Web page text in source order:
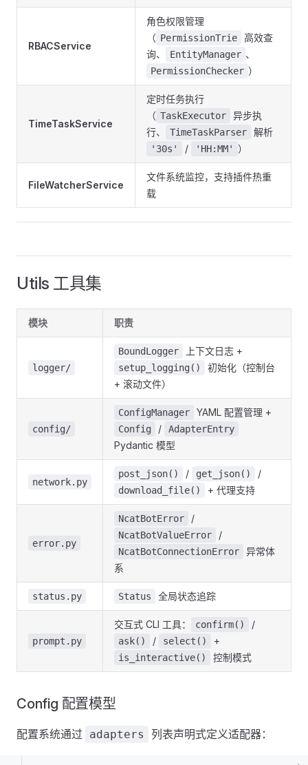
RBACService
角色权限管理
（ PermissionTrie
高效查
询、
EntityManager 、
PermissionChecker ）
TimeTaskService
定时任务执行
（ TaskExecutor
异步执
行、
TimeTaskParser 解析
'30s' / 'HH:MM' ）
FileWatcherService
文件系统监控，支持插件热重
载
Utils 工具集
模块 职责
logger/
BoundLogger 上下文日志 +
setup_logging()
初始化（控制台
+ 滚动文件）
config/
ConfigManager YAML 配置管理 +
Config / AdapterEntry
Pydantic 模型
network.py
post_json() / get_json() /
download_file() + 代理支持
error.py
NcatBotError /
NcatBotValueError /
NcatBotConnectionError
异常体
系
status.py Status 全局状态追踪
prompt.py
交互式 CLI 工具： confirm() /
ask() / select() +
is_interactive() 控制模式
Config 配置模型
配置系统通过 adapters 列表声明式定义适配器：